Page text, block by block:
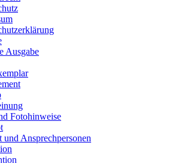
Ausgabe
Fotohinweise
und Ansprechpersonen